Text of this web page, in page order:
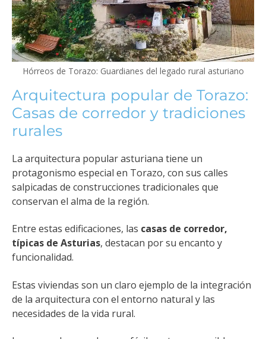
Hórreos de Torazo: Guardianes del legado rural asturiano
Arquitectura popular de Torazo:
Casas de corredor y tradiciones
rurales
La arquitectura popular asturiana tiene un
protagonismo especial en Torazo, con sus calles
salpicadas de construcciones tradicionales que
conservan el alma de la región.
Entre estas edificaciones, las casas de corredor,
típicas de Asturias, destacan por su encanto y
funcionalidad.
Estas viviendas son un claro ejemplo de la integración
de la arquitectura con el entorno natural y las
necesidades de la vida rural.